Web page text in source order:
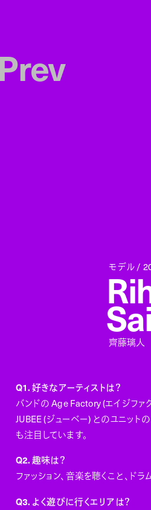
モデル /
齊藤璃人
Q1. 好きなアーティストは？
バンドの Age Factory (エイジファ
JUBEE (ジューベー) とのユニット
も注目しています。
Q2. 趣味は？
ファッション、音楽を聴くこと、ド
Q3. よく遊びに行くエリアは？